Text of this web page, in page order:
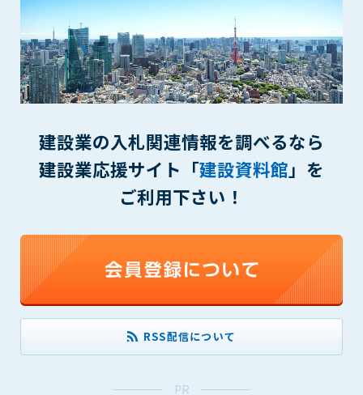
建設業の入札関連情報を調べるなら
建設業応援サイト「建設資料館」を
ご利用下さい！
RSS配信について
PR
管理者は、会員の承諾なく、本サービス内容の変更(新規追加、
廃止を含み)し、本サービスの運営を中止または廃止することが
できるものとします。これに起因する会員または他の第三者が
被った損害について管理者は､一切の責任をも負わないものと
します。
第9条（会員の個人情報）
ビスの提供に関連して管理者が知り得た会員の個人情報（以下
個人情報といいます）について、管理者は、以下の各号に該当
する場合を除き、第三者に開示または提供しないものとしま
(2) 個々の会員を特定できない統計的な処理をした形式で第三
者に提供する場合
(3) 第三者および管理者の権利、財産、安全等を保護するため
(4) 法令等により開示を求められた場合
第10条（免責事項）
管理者は、会員が登録した内容が以下に該当する、またはその